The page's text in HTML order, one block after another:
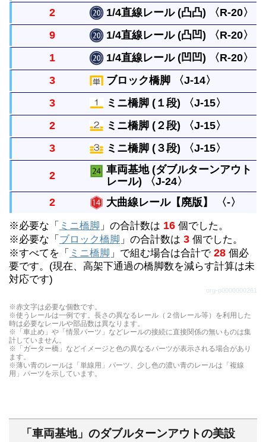
ルは曲線レール１本と同じ長さです。
曲線レールと同じ長さで１本ずつ坂を作るレールで
す。ブロック橋脚１個の高さに上げるには４本必要
2 1/4直線レール (凸凸) 〈R-20〉
直線レールの1/4の長さの真っすぐなレールです。
つなぎ目が凸凸、凸凹、凹凹になった３種類があり
9 1/4直線レール (凸凹) 〈R-20〉
直線レールの1/4の長さの真っすぐなレールです。
つなぎ目が凸凸、凸凹、凹凹になった３種類があり
1 1/4直線レール (凹凹) 〈R-20〉
直線レールの1/4の長さの真っすぐなレールです。
つなぎ目が凸凸、凸凹、凹凹になった３種類があり
3 ブロック橋脚 〈J-14〉
単線の高架をつくるときにレールをささえます。上
に何段も重ねることができます。
3 ミニ橋脚 (１段) 〈J-15〉
坂曲線レールの下において使います。４個重ねると
ブロック橋脚の代わりになります。（重ねた個数別
で表示しています。）
2 ミニ橋脚 (２段) 〈J-15〉
坂曲線レールの下において使います。４個重ねると
ブロック橋脚の代わりになります。（重ねた個数別
で表示しています。）
3 ミニ橋脚 (３段) 〈J-15〉
坂曲線レールの下において使います。４個重ねると
ブロック橋脚の代わりになります。（重ねた個数別
2
車両基地 (ダブルターンアウト
レール) 〈J-24〉
す。２つに分かれるダブルターンアウトレールと、
基地専用のストップレール２個を使って車両基地を
作るのが一般的です。セットには他直線レール(グ
レー)、車止め(グレー)等が含まれています。
2 大曲線レール【廃版】 〈-〉
「ふくせんプラレール」が発売される前まで、複線
レイアウトを作る場合に使用されていた曲線レール
で、複線外側曲線レール（R-09）の古いタイプで
す。曲線の半径も複線外側曲線レール（R-09）よ
りも大きく曲がります。
※必要な「 ミニ橋脚 」の合計数は 16 個でした。
※必要な「 ブロック橋脚 」の合計数は 3 個でした。
※すべてを「 ミニ橋脚 」で組む場合は合計で 28 個必
要です。(現在、高架下通過の橋脚数を減らす計算は未
対応です)
org-p0000000261
※赤文字は必要な個数です。
※使うレールは一例です。長さの異なるレール（２倍レール等）を利用した
時は必要なレールや部品数は異なります。
※「車止め」や「情景パーツ」などレールの接続に直接関係の無いものは集
計していません。
※「ガーター橋」などイメージと色の異なるパーツが表示される場合があり
ます。
※薄い青のレールは「単線用」パーツ、少し色の濃い青のレールは「複線
用」パーツを示しています。
「車両基地」のダブルターンアウトの美設